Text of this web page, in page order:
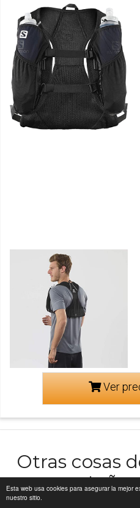
Esta web usa cookies para asegurar la mejor
nuestro sitio.
Ver
Otras cosas
montaña
Chaleco